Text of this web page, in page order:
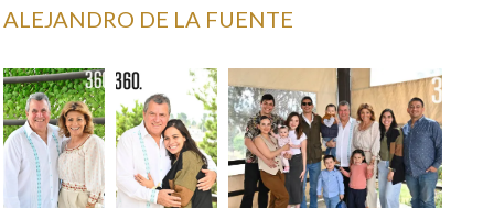
ALEJANDRO DE LA FUENTE